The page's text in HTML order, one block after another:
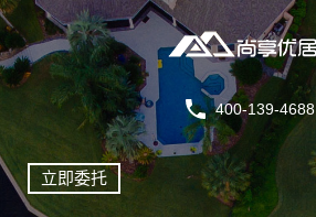
400-139-4688
立即委托